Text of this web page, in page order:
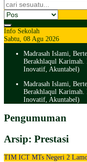
Info Sekolah
Sabtu, 08 Agu 2026
Madrasah Islami,
Berakhlaqul Karimah.
Inovatif, Akuntabel)
Madrasah Islami,
Berakhlaqul Karimah.
Inovatif, Akuntabel)
Pengumuman
Arsip: Prestasi
TIM ICT MTs Negeri 2